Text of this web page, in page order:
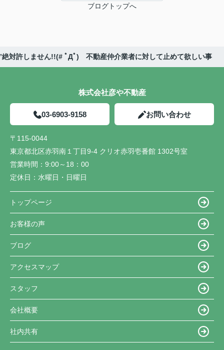
ブログトップへ
絶対許しません!!(# ﾟДﾟ) 不動産仲介業者に対して止めて欲しい事
株式会社彦や不動産
03-6903-9158 お問い合わせ
〒115-0044
東京都北区赤羽南１丁目9-4 クリオ赤羽壱番館 1302号室
営業時間： 9:00～18：00
定休日： 水曜日・日曜日
トップページ
お客様の声
ブログ
アクセスマップ
スタッフ
会社概要
社内共有